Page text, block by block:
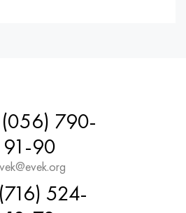
790-
91-90
524-